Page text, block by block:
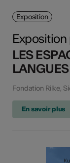
Exposition
LES
LANGUES
Fondation Rilke,
En savoir plus